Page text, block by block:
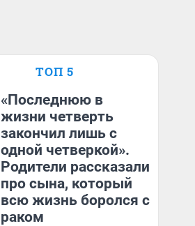
ТОП 5
«Последнюю в
жизни четверть
закончил лишь с
одной четверкой».
Родители рассказали
про сына, который
всю жизнь боролся с
раком